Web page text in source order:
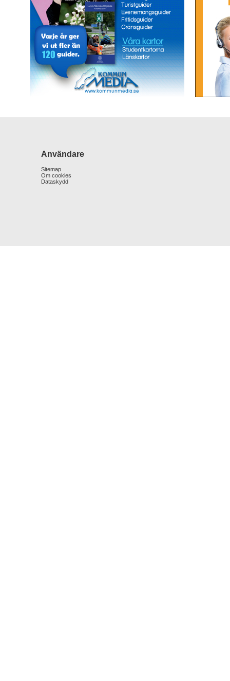
Användare
Sitemap
Om cookies
Dataskydd